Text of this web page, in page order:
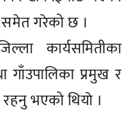
समेत गरेको छ ।
कार्यसमितीका
गाँउपालिका प्रमुख र
भएको थियाे ।